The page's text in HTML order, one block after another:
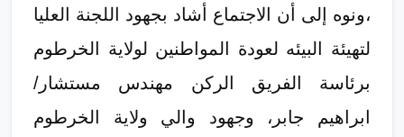
،ونوه إلى أن الاجتماع أشاد بجهود اللجنة العليا
لتهيئة البيئه لعودة المواطنين لولاية الخرطوم
برئاسة الفريق الركن مهندس مستشار/
ابراهيم جابر، وجهود والي ولاية الخرطوم